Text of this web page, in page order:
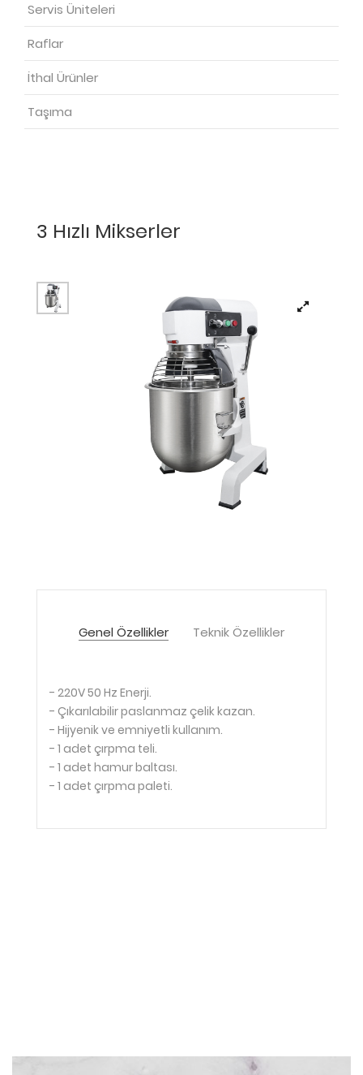
Servis Üniteleri
Raflar
İthal Ürünler
Taşıma
3 Hızlı Mikserler
Genel Özellikler Teknik Özellikler
- 220V 50 Hz Enerji.
- Çıkarılabilir paslanmaz çelik kazan.
- Hijyenik ve emniyetli kullanım.
- 1 adet çırpma teli.
- 1 adet hamur baltası.
- 1 adet çırpma paleti.